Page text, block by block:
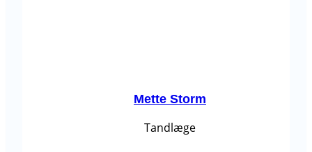
Mette Storm
Tandlæge